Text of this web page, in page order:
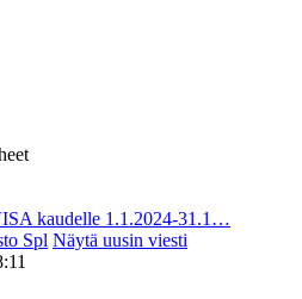
kaudelle 1.1.2024-31.1…
Spl Näytä uusin viesti